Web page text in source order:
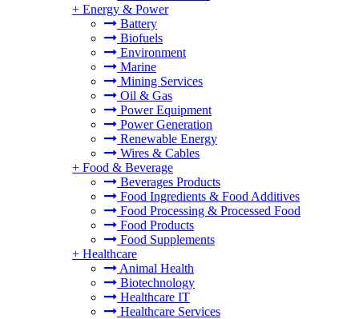
+ Energy & Power
Battery
Biofuels
Environment
Marine
Mining Services
Oil & Gas
Power Equipment
Power Generation
Renewable Energy
Wires & Cables
+ Food & Beverage
Beverages Products
Food Ingredients & Food Additives
Food Processing & Processed Food
Food Products
Food Supplements
+ Healthcare
Animal Health
Biotechnology
Healthcare IT
Healthcare Services